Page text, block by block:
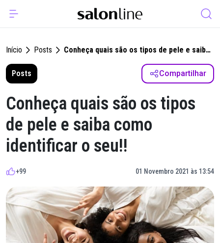
Início Posts
Conheça quais são os tipos de pele e saiba
Posts
Compartilhar
Conheça quais são os tipos
de pele e saiba como
identificar o seu!!
+99 01 Novembro 2021 às 13:54